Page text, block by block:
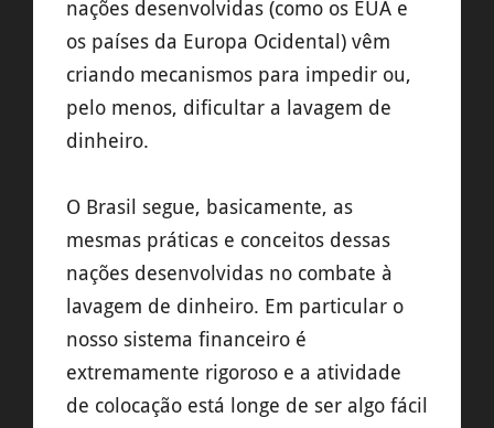
nações desenvolvidas (como os EUA e
os países da Europa Ocidental) vêm
criando mecanismos para impedir ou,
pelo menos, dificultar a lavagem de
dinheiro.
O Brasil segue, basicamente, as
mesmas práticas e conceitos dessas
nações desenvolvidas no combate à
lavagem de dinheiro. Em particular o
nosso sistema financeiro é
extremamente rigoroso e a atividade
de colocação está longe de ser algo fácil